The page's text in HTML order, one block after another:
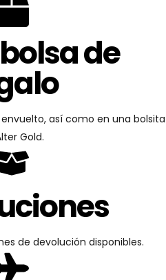
de
así como en una bolsita
Gold.
de devolución disponibles.